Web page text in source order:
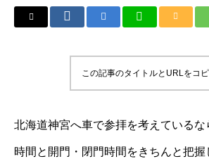
この記事のタイトルとURLをコ
北海道神宮へ車で参拝を考えているな
時間と開門・閉門時間をきちんと把